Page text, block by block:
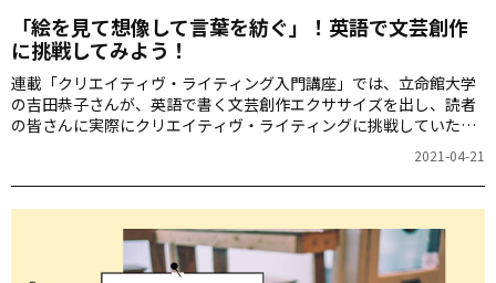
「絵を見て想像して言葉を紡ぐ」！英語で文芸創作
に挑戦してみよう！
連載「クリエイティヴ・ライティング入門講座」では、立命館大学
の吉田恭子さんが、英語で書く文芸創作エクササイズを出し、読者
の皆さんに実際にクリエイティヴ・ライティングに挑戦していただ
ださいます。英語での表現力を広げるチャンスです！ぜひチャレン
ジしてみてください。
2021-04-21